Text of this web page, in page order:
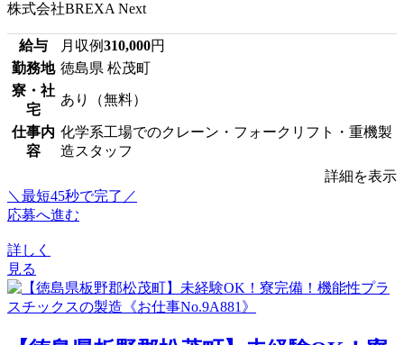
株式会社BREXA Next
給与 月収例310,000円
勤務地 徳島県 松茂町
寮・社
宅
あり（無料）
仕事内
容
化学系工場でのクレーン・フォークリフト・重機製
造スタッフ
詳細を表示
＼最短45秒で完了／
応募へ進む
詳しく
見る